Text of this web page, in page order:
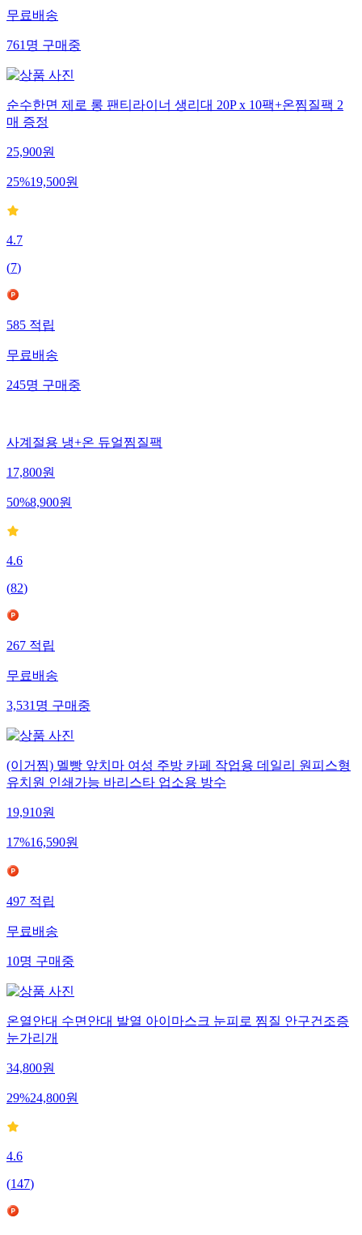
무료배송
761명구매중
순수한면 제로 롱 팬티라이너 생리대 20P x 10팩+온찜질팩 2
매 증정
25,900원
25%19,500원
4.7
(7)
585적립
무료배송
245명구매중
사계절용 냉+온 듀얼찜질팩
17,800원
50%8,900원
4.6
(82)
267적립
무료배송
3,531명구매중
(이거찜) 멜빵 앞치마 여성 주방 카페 작업용 데일리 원피스형
유치원 인쇄가능 바리스타 업소용 방수
19,910원
17%16,590원
497적립
무료배송
10명구매중
온열안대 수면안대 발열 아이마스크 눈피로 찜질 안구건조증
눈가리개
34,800원
29%24,800원
4.6
(147)